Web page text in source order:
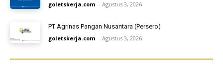
goletskerja.com - Agustus 3, 2026
PT Agrinas Pangan Nusantara (Persero)
goletskerja.com - Agustus 3, 2026